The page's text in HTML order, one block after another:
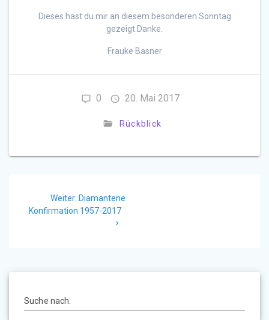
Dieses hast du mir an diesem besonderen Sonntag
gezeigt Danke.
Frauke Basner
0 20. Mai 2017
Rückblick
Weiter: Nächster
Beitrag:
Diamantene
Konfirmation 1957-2017
Suche nach: